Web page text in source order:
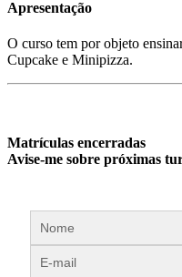
Apresentação
O curso tem por objeto
Cupcake e Minipizza.
Matrículas encerradas
Avise-me sobre próximas